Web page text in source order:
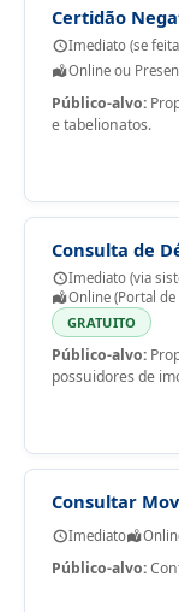
Certidão
Imediato (se
Online ou
Público-alvo:
e tabelionatos.
Consulta de
Imediato (via
Online (Portal
GRATUITO
Público-alvo:
possuidores de
Consultar
Imediato
Público-alvo: